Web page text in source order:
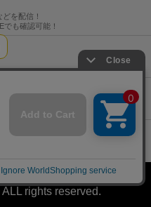
を配信！
も確認可能！
rights reserved.